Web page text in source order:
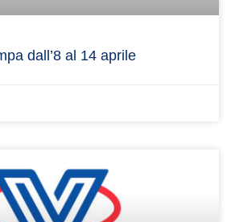
dall’8 al 14 aprile